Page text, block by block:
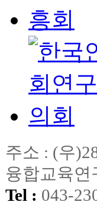
주소 : (우
융합교육연
Tel : 043-